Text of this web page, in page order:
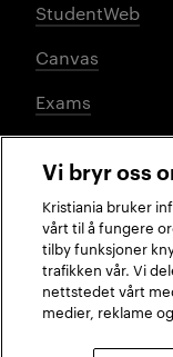
StudentWeb
Canvas
Exams
Social media
Facebook
Vi bryr oss
Kristiania bruker
vårt til å fungere
tilby funksjoner
trafikken vår. Vi
nettstedet vårt
medier, reklame